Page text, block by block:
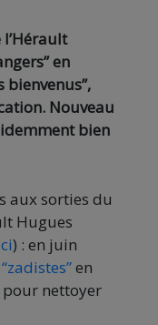
en
bienvenus”,
Nouveau
bien
aux sorties du
Hugues
) : en juin
en
nettoyer